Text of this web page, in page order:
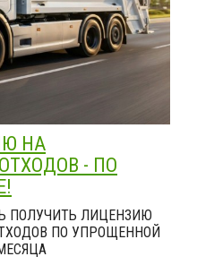
НА
- ПО
ПОЛУЧИТЬ ЛИЦЕНЗИЮ
ПО УПРОЩЕННОЙ